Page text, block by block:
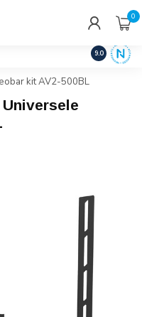
0
Incl. btw
Hoge
9.0
kit AV2-500BL